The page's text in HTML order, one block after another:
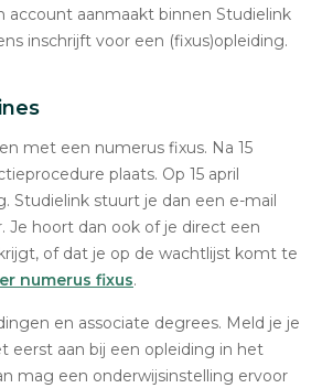
account aanmaakt binnen Studielink
inschrijft voor een (fixus)opleiding.
met een numerus fixus. Na 15
plaats. Op 15 april
Studielink stuurt je dan een e-mail
Je hoort dan ook of je direct een
of dat je op de wachtlijst komt te
numerus fixus.
en associate degrees. Meld je je
eerst aan bij een opleiding in het
mag een onderwijsinstelling ervoor